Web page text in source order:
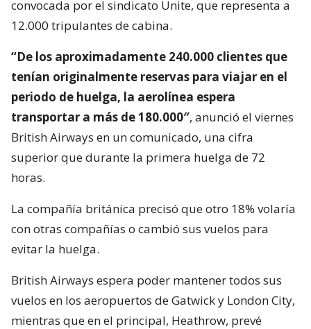
convocada por el sindicato Unite, que representa a
12.000 tripulantes de cabina.
“De los aproximadamente 240.000 clientes que
tenían originalmente reservas para viajar en el
periodo de huelga, la aerolínea espera
transportar a más de 180.000″, anunció el viernes
British Airways en un comunicado, una cifra
superior que durante la primera huelga de 72
horas.
La compañía británica precisó que otro 18% volaría
con otras compañías o cambió sus vuelos para
evitar la huelga.
British Airways espera poder mantener todos sus
vuelos en los aeropuertos de Gatwick y London City,
mientras que en el principal, Heathrow, prevé